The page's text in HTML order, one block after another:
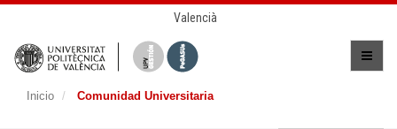
Valencià
Inicio Comunidad Universitaria